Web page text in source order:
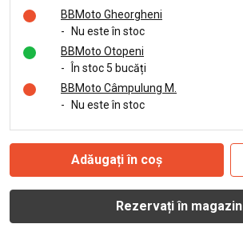
BBMoto Gheorgheni
-
Nu este în stoc
BBMoto Otopeni
-
În stoc 5 bucăți
BBMoto Câmpulung M.
-
Nu este în stoc
Adăugați în coș
Rezervați în magazin